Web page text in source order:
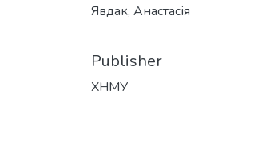
Явдак, Анастасія
Publisher
ХНМУ